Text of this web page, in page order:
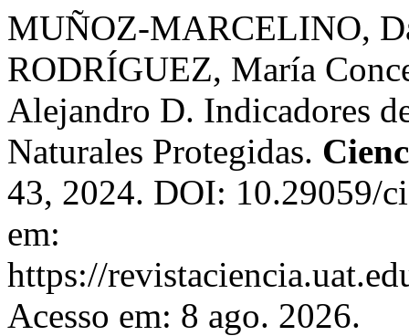
MUÑOZ-MARCELINO,
RODRÍGUEZ, María
Alejandro D. Indicadores
Naturales Protegidas.
43, 2024. DOI: 10.29059/
em:
https://
Acesso em: 8 ago. 2026.